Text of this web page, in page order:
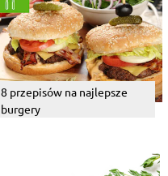
8 przepisów na najlepsze
burgery